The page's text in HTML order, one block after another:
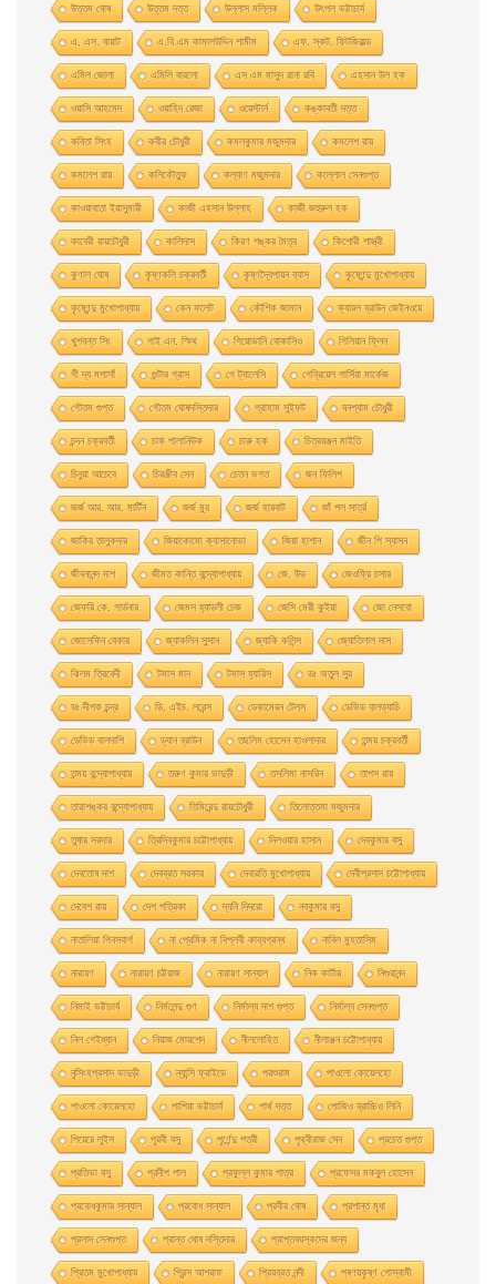
উত্তম ঘােষ উত্তম দত্ত উল্লাস মল্লিক উৎপল ভট্টাচার্য
এ. এস. বায়াট এ.বি.এম কামালউদ্দিন শামীম এফ. স্কট. ফিটজিরাল্ড
এমিল জোলা এমিলি বারলো এস এম মাসুদ রানা রবি এহসান উল হক
ওয়াসি আহমেদ ওয়াহিদ রেজা ওয়েস্টার্ন কঙ্কাবতী দত্ত
কবিতা সিংহ কবীর চৌধুরী কমলকুমার মজুমদার কমলেশ রায়
কমলেশ রায় কলিকৌতুক কল্যাণ মজুমদার কল্লোল সেনগুপ্ত
কাওয়াবাতা ইয়াসুমারী কাজী এহসান উল্লাহ কাজী জহুরুল হক
কাবেরী রায়চৌধুরী কালিদাস কিরণ শঙ্কর মৈত্র কিশোরী শাস্ত্রী
কুণাল ঘোষ কৃষ্ণকলি চক্রবর্তী কৃষ্ণদ্বৈপায়ন ব্যাস কৃষ্ণেন্দু মুখােপাধ্যায়
কৃষ্ণেন্দু মুখোপাধ্যায় কেন ফলেট কৌশিক জামান ক্যারল ব্রাউন জেইনওয়ে
খুশবন্ত সিং গাই এন. স্মিথ গিয়ােভানি বােকাসিও গিলিয়ান ফ্লিন
গী দ্য মপাসাঁ গুন্টার গ্রাস গে ট্যালেসি গেব্রিয়েল গার্সিয়া মার্কেজ
গৌতম গুপ্ত গৌতম ঘোষদস্তিদার গ্রাহাম সুইফট ঘনশ্যাম চৌধুরী
চন্দন চক্রবর্তী চাক পালানিউক চারু হক চিত্ররঞ্জন মাইতি
চিনুয়া আচেবে চিরঞ্জীব সেন চেতন ভগত জন ফিলিপ
জর্জ আর. আর. মার্টিন জর্জ মুর জর্জ হারবাট জাঁ পল সার্ত্র
জাকির তালুকদার জিয়াকোমাে ক্যাসানােভা জিয়া হাশান জীন পি স্যাসন
জীবনানন্দ দাশ জীমত কান্তি বন্দ্যোপাধ্যায় জে. উড জেওফ্রি চসার
জেফরি কে. গার্ডনার জেমস হ্যাডলী চেজ জেসি মেরী কুইয়া জো নেসবো
জোসেফিন বেকার জ্যাকলিন সুসান জ্যাকি কলিন্স জ্যোতিলাল দাস
ঝিলম ত্রিবেদী টমাস মান টমাস হ্যারিস ডঃ অতুল সুর
ডঃ দীপক চন্দ্র ডি. এইচ. লরেন্স ডেকামেরন টেলস ডেভিড বালড্যাচি
ডেভিড বালদাশি ড্যান ব্রাউন তছলিম হোসেন হাওলাদার তন্ময় চক্রবর্তী
তন্ময় বন্দ্যোপাধ্যায় তরুণ কুমার ভাদুড়ী তসলিমা নাসরিন তাপস রায়
তারাশঙ্কর বন্দ্যোপাধ্যায় তিমিরেন্দু রায়চৌধুরী তিলোত্তমা মজুমদার
তুষার সরদার ত্রিদিবকুমার চট্টোপাধ্যায় দিলওয়ার হাসান দেবকুমার বসু
দেবতোষ দাশ দেবব্রত সরকার দেবারতি মুখােপাধ্যায় দেবীপ্রসাদ চট্টোপাধ্যায়
দেবেশ রায় দেশ পত্রিকা দ্যনি দিদরো নবকুমার বসু
নাতালিয়া গিনসবার্গ না প্রেমিক না বিপ্লবী কাব্যগ্রন্থ নাবিল মুহতাসিম
নারায়ণ নারায়ণ চট্টরাজ নারায়ণ সান্যাল নিক কার্টার নিগুরানন্দ
নিমাই ভট্টাচার্য নির্মলেন্দু গুণ নির্মাল্য দাশ গুপ্ত নির্মাল্য সেনগুপ্ত
নিল গেইম্যান নিয়াজ মোরশেদ নীললােহিত নীলাঞ্জন চট্টোপাধ্যায়
নৃসিংহপ্রসাদ ভাদুড়ী ন্যান্সি ফ্রাইডে পরশুরাম পাওলাে কোয়েলহাে
পাওলাে কোয়েলহো পাপিয়া ভট্টাচার্য পার্থ দত্ত পােজিও ব্রাচ্চিও লিনি
পিয়েরে লুইস পূরবী বসু পূর্ণেন্দু পত্রী পৃথ্বীরাজ সেন প্রচেত গুপ্ত
প্রতিভা বসু প্রদীপ পাল প্রফুল্ল কুমার পাত্র প্রফেসর মকবুল হােসেন
প্রবােধকুমার সান্যাল প্রবােধ সান্যাল প্রবীর ঘােষ প্রশান্ত মৃধা
প্রসাদ সেনগুপ্ত প্রান্ত ঘোষ দস্তিদার প্রাপ্তবয়স্কদের জন্য
প্রিতম মুখোপাধ্যায় প্রিন্স আশরাফ প্রিয়ব্রত নন্দী প্ৰণয়কৃষ্ণ গোস্বামী